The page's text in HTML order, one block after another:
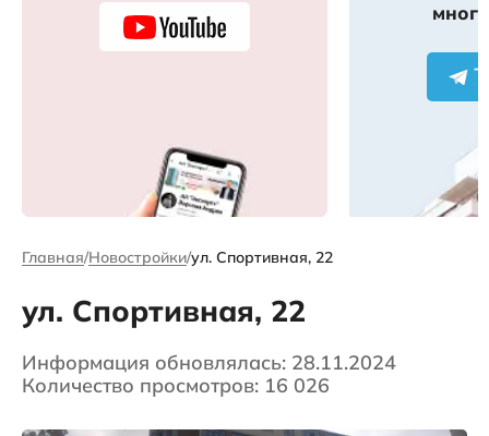
Главная Новостройки ул. Спортивная, 22
ул. Спортивная, 22
Информация обновлялась: 28.11.2024
Количество просмотров: 16 026